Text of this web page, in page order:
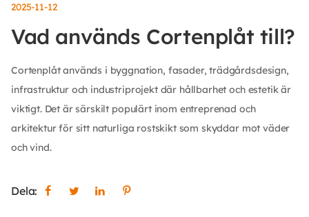
2025-11-12
Vad används Cortenplåt till?
Cortenplåt används i byggnation, fasader, trädgårdsdesign,
infrastruktur och industriprojekt där hållbarhet och estetik är
viktigt. Det är särskilt populärt inom entreprenad och
arkitektur för sitt naturliga rostskikt som skyddar mot väder
och vind.
Dela: